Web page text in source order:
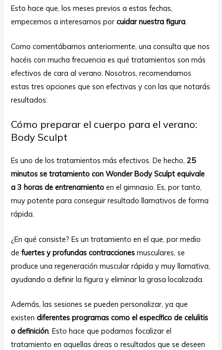
Esto hace que, los meses previos a estas fechas,
empecemos a interesarnos por cuidar nuestra figura
Como comentábamos anteriormente, una consulta que nos
hacéis con mucha frecuencia es qué tratamientos son más
efectivos de cara al verano. Nosotros, recomendamos
estas tres opciones que son efectivas y con las que notarás
resultados:
Cómo preparar el cuerpo para el verano:
Body Sculpt
Es uno de los tratamientos más efectivos. De hecho, 25
minutos se tratamiento con Wonder Body Sculpt equivale
a 3 horas de entrenamiento en el gimnasio. Es, por tanto,
muy potente para conseguir resultado llamativos de forma
rápida.
¿En qué consiste? Es un tratamiento en el que, por medio
de fuertes y profundas contracciones musculares, se
produce una regeneración muscular rápida y muy llamativa,
ayudando a definir la figura y eliminar la grasa localizada.
Además, las sesiones se pueden personalizar, ya que
existendiferentes programas como el específico de celulitis
o definición. Esto hace que podamos focalizar el
tratamiento en aquellas áreas o resultados que se deseen